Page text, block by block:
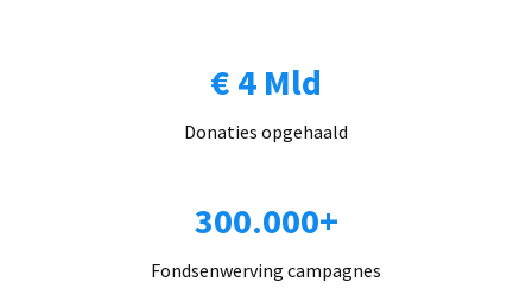
€ 4 Mld
Donaties opgehaald
300.000+
Fondsenwerving campagnes